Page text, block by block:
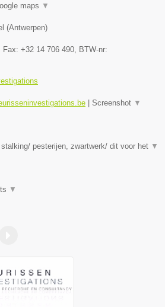
maps ▼
(Antwerpen)
, Fax: +32 14 706 490 , BTW-nr:
| Screenshot ▼
pesterijen, zwartwerk/ dit voor het ▼
▼